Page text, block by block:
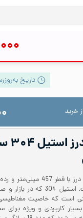
تاریخ
خرید
لوله‌ها برای مصارف صنعتی
است که خاصیت مغناطیسی
کاربردی و ویژه